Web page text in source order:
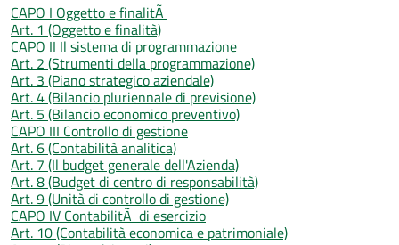
CAPO I Oggetto e finalitÃ
Art. 1 (Oggetto e finalità)
CAPO II Il sistema di programmazione
Art. 2 (Strumenti della programmazione)
Art. 3 (Piano strategico aziendale)
Art. 4 (Bilancio pluriennale di previsione)
Art. 5 (Bilancio economico preventivo)
CAPO III Controllo di gestione
Art. 6 (Contabilità analitica)
Art. 7 (Il budget generale dell'Azienda)
Art. 8 (Budget di centro di responsabilità)
Art. 9 (Unità di controllo di gestione)
CAPO IV ContabilitÃ di esercizio
Art. 10 (Contabilità economica e patrimoniale)